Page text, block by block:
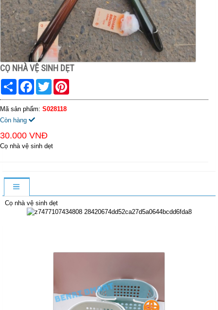
CỌ NHÀ VỆ SINH DẸT
Share FacebookTwitter
Mã sản phẩm: S028118
Còn hàng
30.000 VNĐ
Cọ nhà vệ sinh dẹt
Cọ nhà vệ sinh dẹt